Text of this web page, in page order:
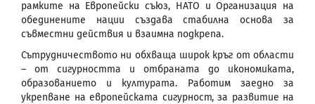
рамките на Европейски съюз, НАТО и Организация на
обединените нации създава стабилна основа за
съвместни действия и взаимна подкрепа.
Сътрудничеството ни обхваща широк кръг от области
– от сигурността и отбраната до икономиката,
образованието и културата. Работим заедно за
укрепване на европейската сигурност, за развитие на